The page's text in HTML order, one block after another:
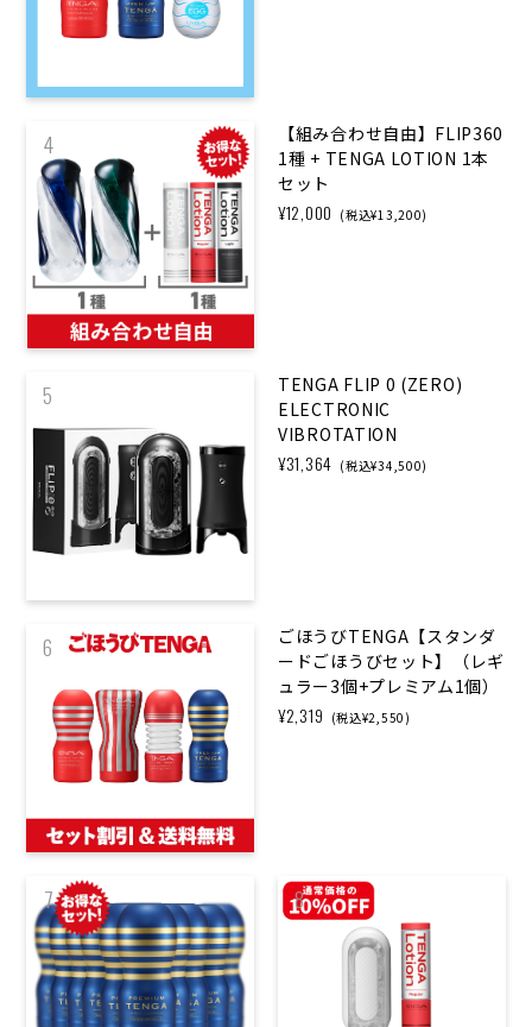
4
【組み合わせ自由】FLIP360
1種 + TENGA LOTION 1本
セット
¥12,000 (税込¥13,200)
5
TENGA FLIP 0 (ZERO)
ELECTRONIC
VIBROTATION
¥31,364 (税込¥34,500)
6
ごほうびTENGA【スタンダ
ードごほうびセット】（レギ
ュラー3個+プレミアム1個）
¥2,319 (税込¥2,550)
7 8